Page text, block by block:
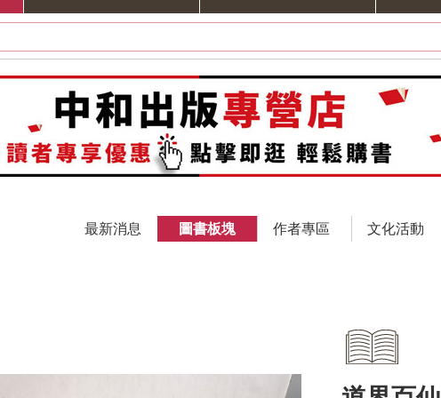
最新消息 圖書板塊 作者專區 文化活動